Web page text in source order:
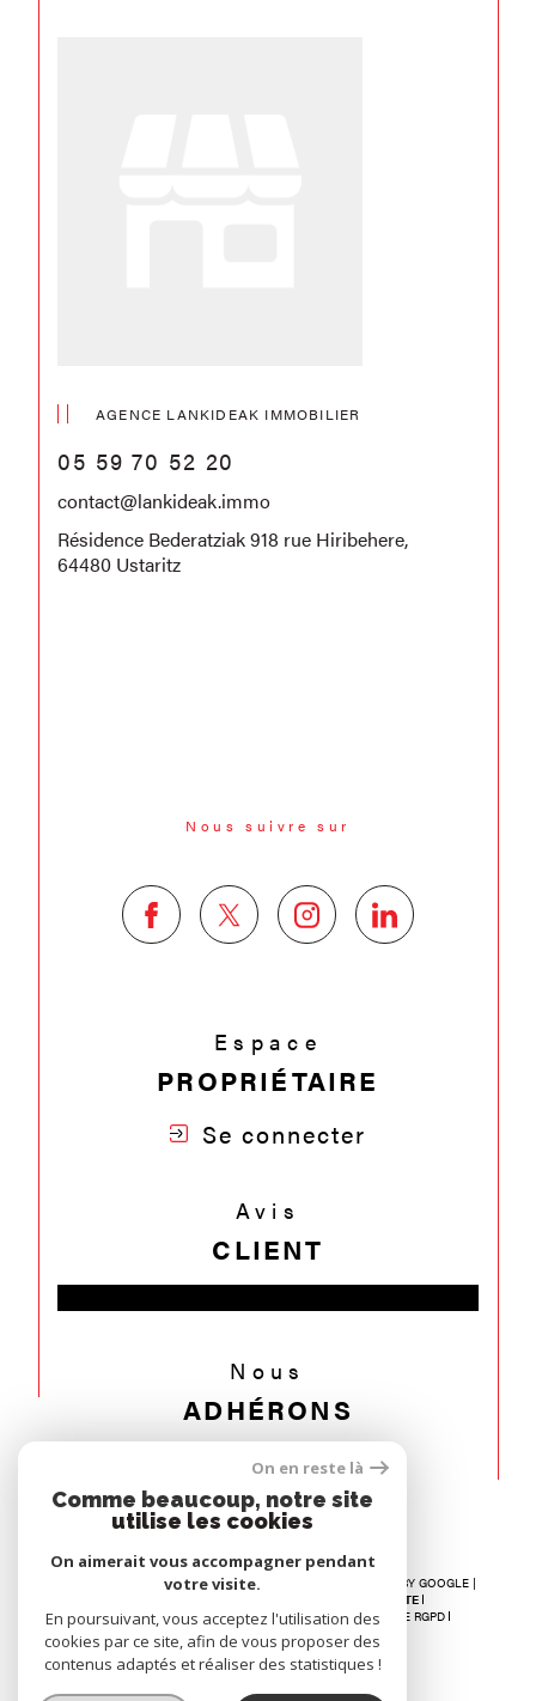
AGENCE LANKIDEAK IMMOBILIER
05 59 70 52 20
contact@lankideak.immo
Résidence Bederatziak 918 rue Hiribehere,
64480 Ustaritz
Nous suivre sur
Espace
PROPRIÉTAIRE
Se connecter
Avis
CLIENT
Nous
ADHÉRONS
© 2026 | TOUS DROITS RÉSERVÉS | TRADUCTION POWERED BY GOOGLE |
PLAN DU SITE
MENTIONS LÉGALES
ADMIN NOS LIENS
POLITIQUE RGPD
On en reste là
Comme beaucoup, notre site
utilise les cookies
On aimerait vous accompagner pendant
votre visite.
En poursuivant, vous acceptez l'utilisation des
cookies par ce site, afin de vous proposer des
contenus adaptés et réaliser des statistiques !